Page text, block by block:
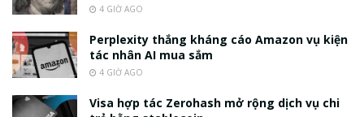
4 GIỜ AGO
Perplexity thắng kháng cáo Amazon vụ kiện
tác nhân AI mua sắm
4 GIỜ AGO
Visa hợp tác Zerohash mở rộng dịch vụ chi